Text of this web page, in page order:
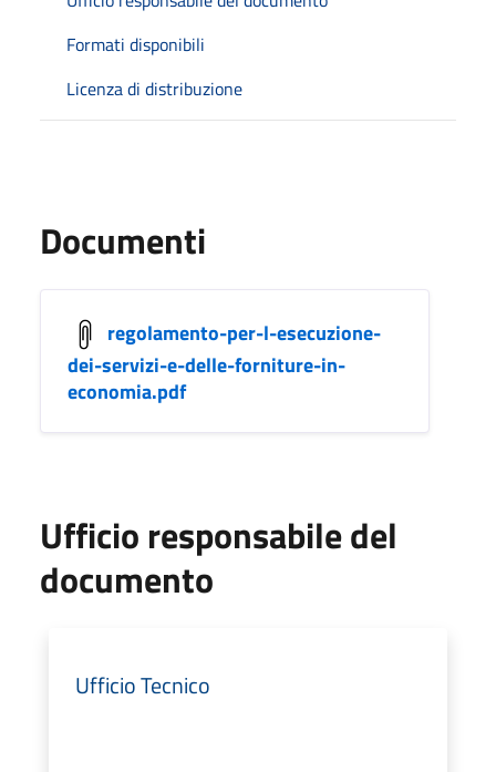
Formati disponibili
Licenza di distribuzione
Documenti
regolamento-per-l-esecuzione-
dei-servizi-e-delle-forniture-in-
economia.pdf
Ufficio responsabile del
documento
Ufficio Tecnico